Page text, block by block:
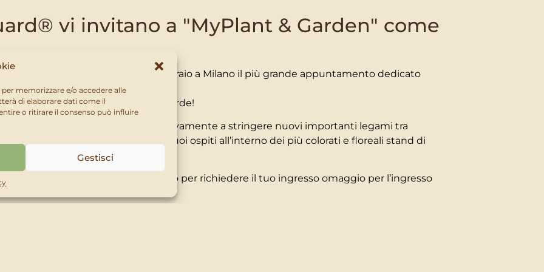
memorizzare e/o accedere alle
di elaborare dati come il
o ritirare il consenso può influire
Gestisci
vi invitano a "MyPlant & Garden" come
torna finalmente il 23-24-25 febbraio a Milano il più grande appuntamento dedicato
per ridare slancio alle filiere del verde!
l’occasione di ritrovarci nuovamente a stringere nuovi importanti legami tra
ti invitano come suoi ospiti all’interno dei più colorati e floreali stand di
e otterrai subito un codice sconto per richiedere il tuo ingresso omaggio per l’ingresso